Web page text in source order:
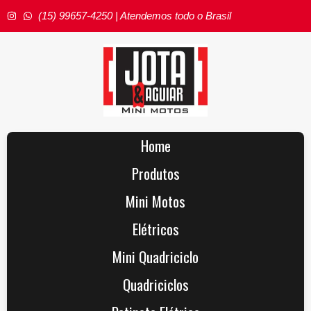
(15) 99657-4250 | Atendemos todo o Brasil
Home
Produtos
Mini Motos
Elétricos
Mini Quadriciclo
Quadriciclos